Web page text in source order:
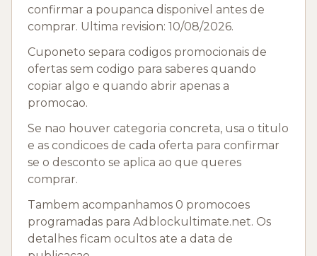
confirmar a poupanca disponivel antes de
comprar. Ultima revision: 10/08/2026.
Cuponeto separa codigos promocionais de
ofertas sem codigo para saberes quando
copiar algo e quando abrir apenas a
promocao.
Se nao houver categoria concreta, usa o titulo
e as condicoes de cada oferta para confirmar
se o desconto se aplica ao que queres
comprar.
Tambem acompanhamos 0 promocoes
programadas para Adblockultimate.net. Os
detalhes ficam ocultos ate a data de